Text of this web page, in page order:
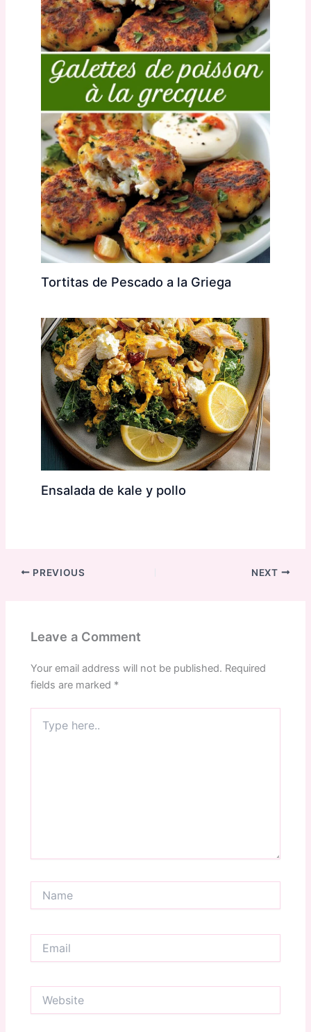
Tortitas de Pescado a la Griega
Ensalada de kale y pollo
PREVIOUS NEXT
Leave a Comment
Your email address will not be published. Required
fields are marked *
here..